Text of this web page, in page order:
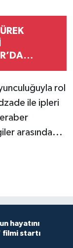
rol
ile ipleri
arasında...
hayatını
filmi startı